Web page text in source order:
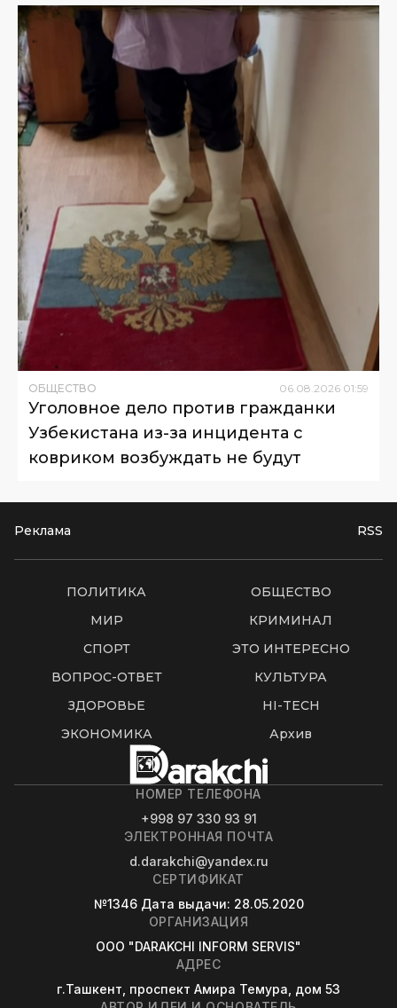
ОБЩЕСТВО 06.08.2026 01:59
Уголовное дело против гражданки
Узбекистана из-за инцидента с
ковриком возбуждать не будут
Реклама RSS
ПОЛИТИКА
ОБЩЕСТВО
МИР
КРИМИНАЛ
СПОРТ
ЭТО ИНТЕРЕСНО
ВОПРОС-ОТВЕТ
КУЛЬТУРА
ЗДОРОВЬЕ
HI-TECH
ЭКОНОМИКА
Архив
НОМЕР ТЕЛЕФОНА
+998 97 330 93 91
ЭЛЕКТРОННАЯ ПОЧТА
d.darakchi@yandex.ru
СЕРТИФИКАТ
№1346 Дата выдачи: 28.05.2020
ОРГАНИЗАЦИЯ
OOO "DARAKCHI INFORM SERVIS"
АДРЕС
г.Ташкент, проспект Амира Темура, дом 53